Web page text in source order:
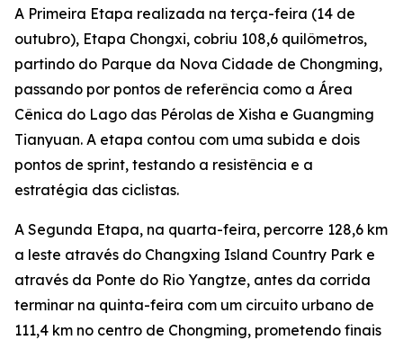
A Primeira Etapa realizada na terça-feira (14 de
outubro), Etapa Chongxi, cobriu 108,6 quilômetros,
partindo do Parque da Nova Cidade de Chongming,
passando por pontos de referência como a Área
Cênica do Lago das Pérolas de Xisha e Guangming
Tianyuan. A etapa contou com uma subida e dois
pontos de sprint, testando a resistência e a
estratégia das ciclistas.
A Segunda Etapa, na quarta-feira, percorre 128,6 km
a leste através do Changxing Island Country Park e
através da Ponte do Rio Yangtze, antes da corrida
terminar na quinta-feira com um circuito urbano de
111,4 km no centro de Chongming, prometendo finais